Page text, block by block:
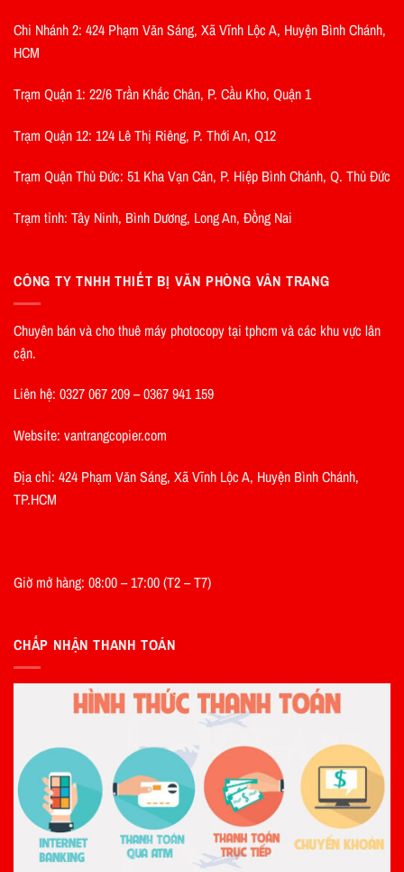
Chi Nhánh 2: 424 Phạm Văn Sáng, Xã Vĩnh Lộc A, Huyện Bình Chánh,
HCM
Trạm Quận 1: 22/6 Trần Khắc Chân, P. Cầu Kho, Quận 1
Trạm Quận 12: 124 Lê Thị Riêng, P. Thới An, Q12
Trạm Quận Thủ Đức: 51 Kha Vạn Cân, P. Hiệp Bình Chánh, Q. Thủ Đức
Trạm tỉnh: Tây Ninh, Bình Dương, Long An, Đồng Nai
CÔNG TY TNHH THIẾT BỊ VĂN PHÒNG VÂN TRANG
Chuyên bán và cho thuê máy photocopy tại tphcm và các khu vực lân
cận.
Liên hệ: 0327 067 209 – 0367 941 159
Website: vantrangcopier.com
Địa chỉ: 424 Phạm Văn Sáng, Xã Vĩnh Lộc A, Huyện Bình Chánh,
TP.HCM
Giờ mở hàng: 08:00 – 17:00 (T2 – T7)
CHẤP NHẬN THANH TOÁN